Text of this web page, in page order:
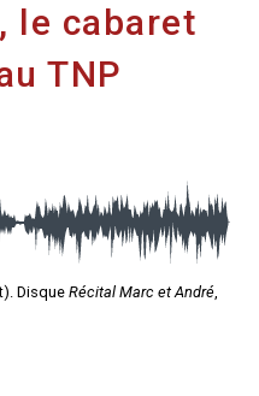
le cabaret
TNP